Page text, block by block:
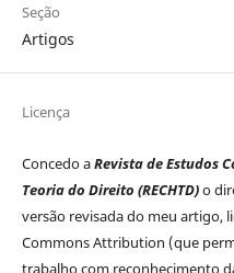
Seção
Artigos
Licença
Concedo aRevista de Estudos
Teoria do Direito (RECHTD)o
versão revisada do meu artigo,
Commons Attribution (que
trabalho com reconhecimento